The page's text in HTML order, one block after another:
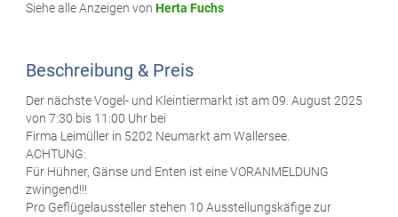
Siehe alle Anzeigen von Herta Fuchs
Beschreibung & Preis
Der nächste Vogel- und Kleintiermarkt ist am 09. August 2025
von 7:30 bis 11:00 Uhr bei
Firma Leimüller in 5202 Neumarkt am Wallersee.
ACHTUNG:
Für Hühner, Gänse und Enten ist eine VORANMELDUNG
zwingend!!!
Pro Geflügelaussteller stehen 10 Ausstellungskäfige zur